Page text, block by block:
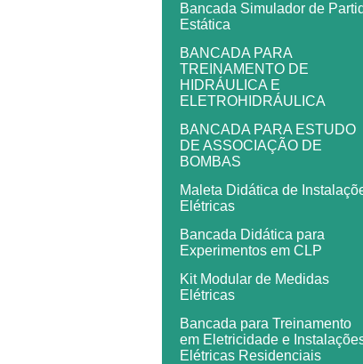
Bancada Simulador de
Estática
BANCADA PARA
TREINAMENTO DE
HIDRÁULICA E
ELETROHIDRÁULICA
BANCADA PARA ESTUDO
DE ASSOCIAÇÃO DE
BOMBAS
Maleta Didática de
Elétricas
Bancada Didática para
Experimentos em CLP
Kit Modular de Medidas
Elétricas
Bancada para Treinamento
em Eletricidade e
Elétricas Residenciais